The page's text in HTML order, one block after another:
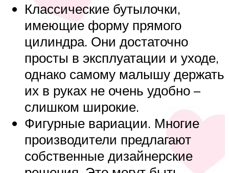
Классические бутылочки,
имеющие форму прямого
цилиндра. Они достаточно
просты в эксплуатации и уходе,
однако самому малышу держать
их в руках не очень удобно –
слишком широкие.
Фигурные вариации. Многие
производители предлагают
собственные дизайнерские